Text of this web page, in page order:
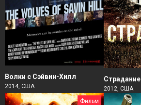
Волки с Сэйвин-Хилл
2014, США
Страдание
2012, США
Фильм